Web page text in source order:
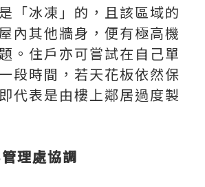
「冰凍」的，且該區域的
內其他牆身，便有極高機
。住戶亦可嘗試在自己單
段時間，若天花板依然保
代表是由樓上鄰居過度製
理處協調